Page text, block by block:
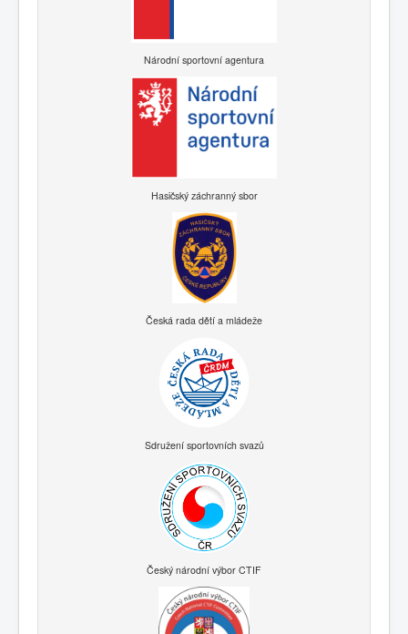
Národní sportovní agentura
Hasičský záchranný sbor
Česká rada dětí a mládeže
Sdružení sportovních svazů
Český národní výbor CTIF